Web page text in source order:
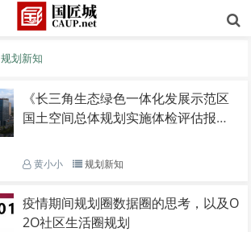
规划新知
《长三角生态绿色一体化发展示范区
国土空间总体规划实施体检评估报告
黄小小 规划新知
疫情期间规划圈数据圈的思考，以及O
2O社区生活圈规划